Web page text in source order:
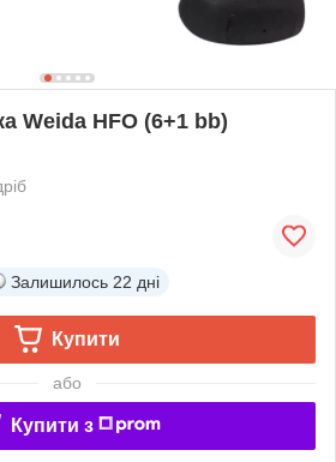
Weida HFO (6+1 bb)
Залишилось 22 дні
Купити
або
Купити з